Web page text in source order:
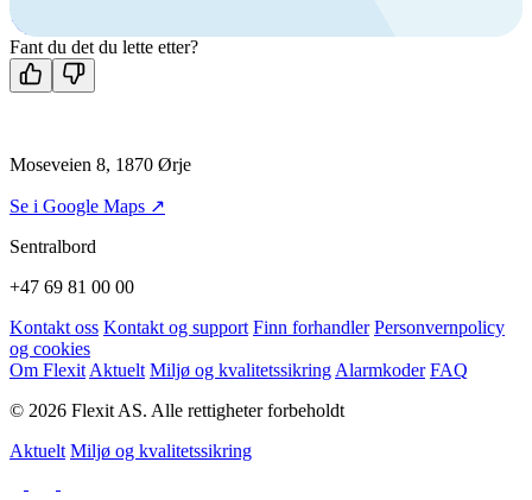
Kontakt oss
Fant du det du lette etter?
Moseveien 8, 1870 Ørje
Se i Google Maps ↗
Sentralbord
+47 69 81 00 00
Kontakt oss Kontakt og support Finn forhandler Personvernpolicy
og cookies
Om Flexit Aktuelt Miljø og kvalitetssikring Alarmkoder FAQ
© 2026 Flexit AS. Alle rettigheter forbeholdt
Aktuelt Miljø og kvalitetssikring